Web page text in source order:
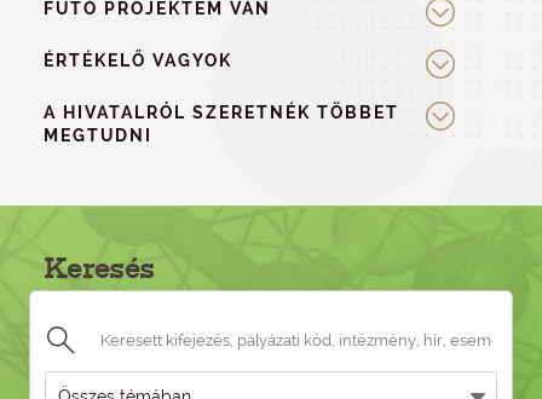
FUTÓ PROJEKTEM VAN
ÉRTÉKELŐ VAGYOK
A HIVATALRÓL SZERETNÉK TÖBBET
MEGTUDNI
Keresés